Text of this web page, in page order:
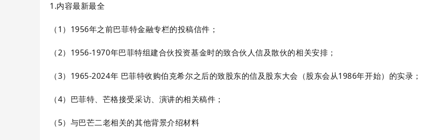
1.内容最新最全
（1）1956年之前巴菲特金融专栏的投稿信件；
（2）1956-1970年巴菲特组建合伙投资基金时的致合伙人信及散伙的相关安排；
（3）1965-2024年 巴菲特收购伯克希尔之后的致股东的信及股东大会（股东会从1986年开始）的实录；
（4）巴菲特、芒格接受采访、演讲的相关稿件；
（5）与巴芒二老相关的其他背景介绍材料